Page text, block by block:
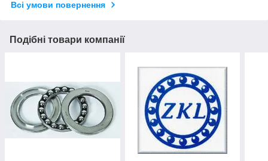
Всі умови повернення
Подібні товари компанії